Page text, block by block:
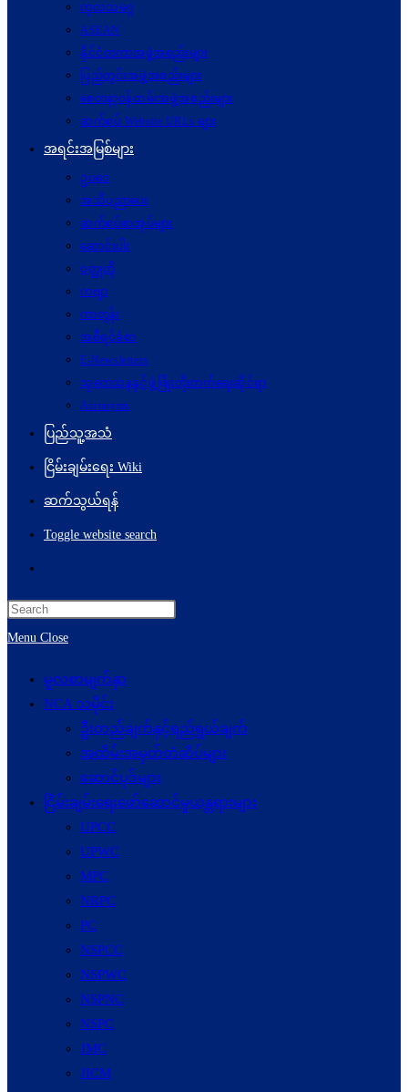
ကုလသမဂ္ဂ
ASEAN
နိုင်ငံတကာအဖွဲ့အစည်းများ
ပြည်တွင်းအဖွဲ့အစည်းများ
စေတနာ့ဝန်ထမ်းအဖွဲ့အစည်းများ
ဆက်စပ် Website URLs များ
အရင်းအမြစ်များ
ဥပဒေ
အသိပညာပေး
ဆက်စပ်စာအုပ်များ
ဆောင်းပါး
ဝတ္ထုတို
ကဗျာ
ကာတွန်း
အစီရင်ခံစာ
E-Newsletters
သုတေသနနှင့်ဖွံ့ဖြိုးတိုးတက်ရေးဆိုင်ရာ
Acronyms
ပြည်သူ့အသံ
ငြိမ်းချမ်းရေး Wiki
ဆက်သွယ်ရန်
Toggle website search
Menu Close
မူလစာမျက်နှာ
NCA သမိုင်း
ဦးတည်ချက်နှင့်ရည်ရွယ်ချက်
အထိမ်းအမှတ်တံဆိပ်များ
ဆောင်ပုဒ်များ
ငြိမ်းချမ်းရေးဖော်‌ဆောင်မှုယန္တရားများ
UPCC
UPWC
MPC
NRPC
PC
NSPCC
NSPWC
NSPNC
NSPC
JMC
JICM